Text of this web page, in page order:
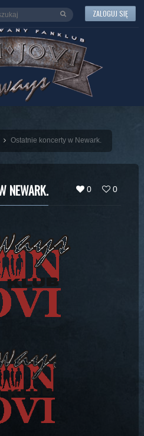
ZALOGUJ SIĘ
Ostatnie koncerty w Newark.
0 0
NEWARK.